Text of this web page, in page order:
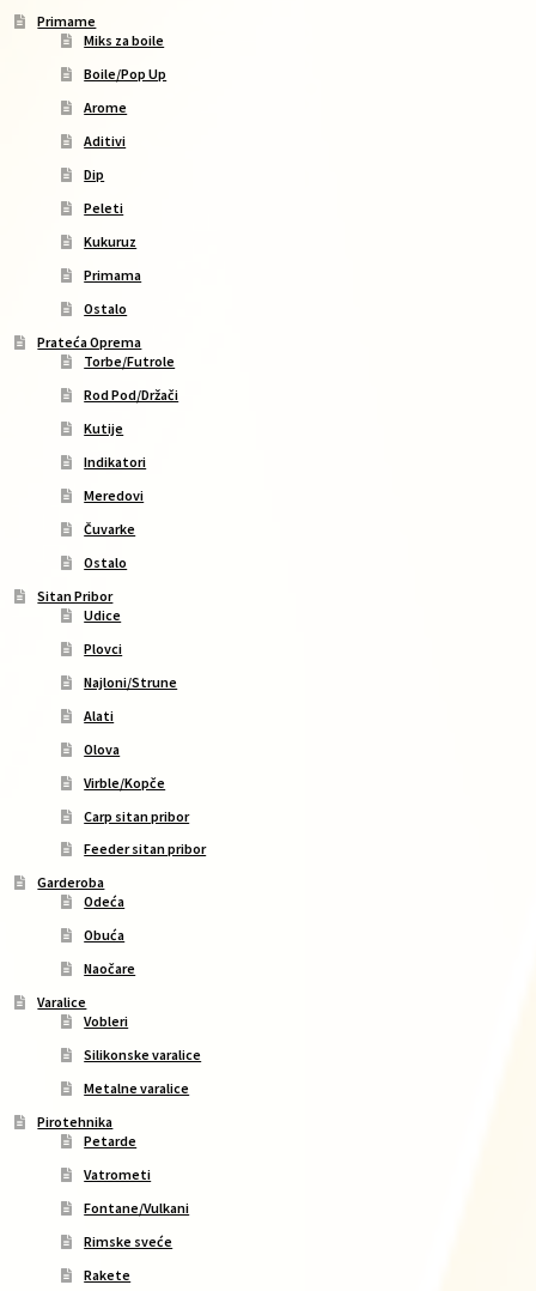
Primame
Miks za boile
Boile/Pop Up
Arome
Aditivi
Dip
Peleti
Kukuruz
Primama
Ostalo
Prateća Oprema
Torbe/Futrole
Rod Pod/Držači
Kutije
Indikatori
Meredovi
Čuvarke
Ostalo
Sitan Pribor
Udice
Plovci
Najloni/Strune
Alati
Olova
Virble/Kopče
Carp sitan pribor
Feeder sitan pribor
Garderoba
Odeća
Obuća
Naočare
Varalice
Vobleri
Silikonske varalice
Metalne varalice
Pirotehnika
Petarde
Vatrometi
Fontane/Vulkani
Rimske sveće
Rakete